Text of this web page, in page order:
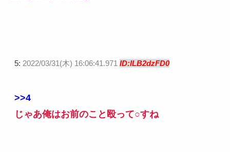
5: 2022/03/31(木) 16:06:41.971 ID:ILB2dzFD0
>>4
じゃあ俺はお前のこと殴って○すね